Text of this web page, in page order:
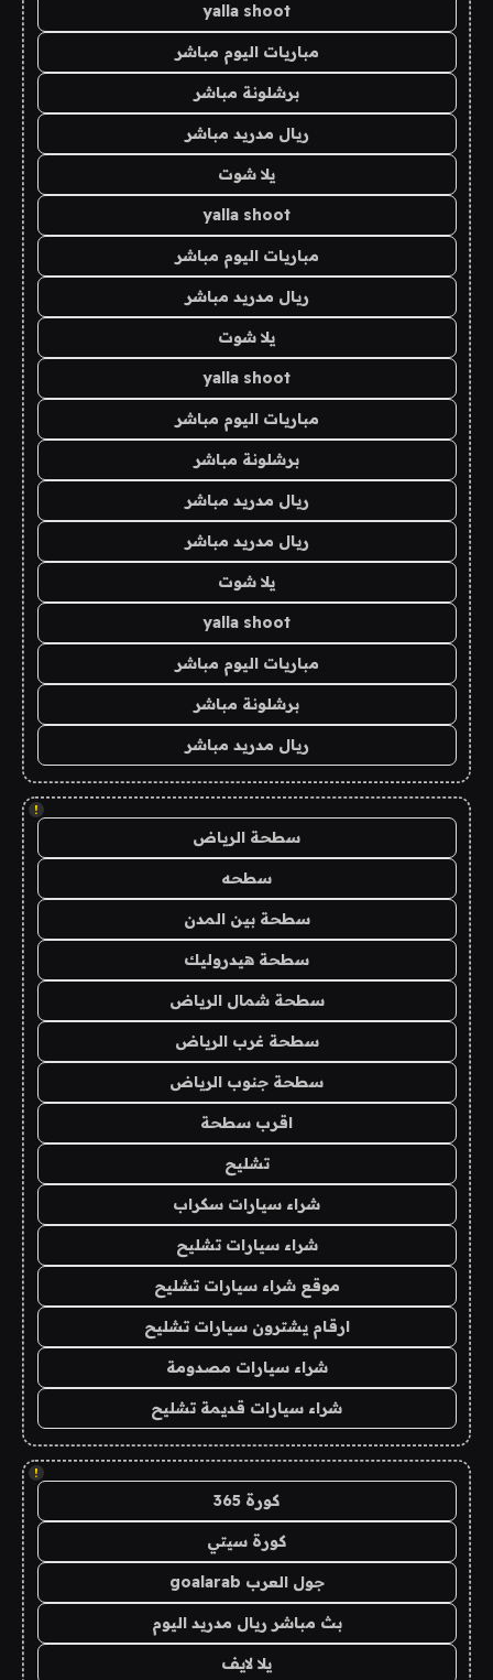
yalla shoot
مباريات اليوم مباشر
برشلونة مباشر
ريال مدريد مباشر
يلا شوت
yalla shoot
مباريات اليوم مباشر
ريال مدريد مباشر
يلا شوت
yalla shoot
مباريات اليوم مباشر
برشلونة مباشر
ريال مدريد مباشر
ريال مدريد مباشر
يلا شوت
yalla shoot
مباريات اليوم مباشر
برشلونة مباشر
ريال مدريد مباشر
!
سطحة الرياض
سطحه
سطحة بين المدن
سطحة هيدروليك
سطحة شمال الرياض
سطحة غرب الرياض
سطحة جنوب الرياض
اقرب سطحة
تشليح
شراء سيارات سكراب
شراء سيارات تشليح
موقع شراء سيارات تشليح
ارقام يشترون سيارات تشليح
شراء سيارات مصدومة
شراء سيارات قديمة تشليح
!
كورة 365
كورة سيتي
جول العرب goalarab
بث مباشر ريال مدريد اليوم
يلا لايف